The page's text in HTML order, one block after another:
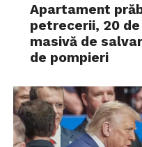
Apartament
petrecerii, 20
masivă de
de pompieri